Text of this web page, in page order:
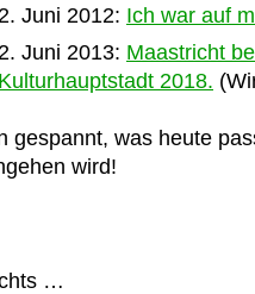
2. Juni 2012: Ich war auf
2. Juni 2013: Maastricht
Kulturhauptstadt 2018.
gespannt, was heute
wird!
…